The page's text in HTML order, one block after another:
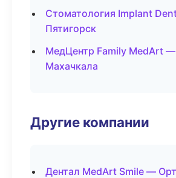
Стоматология Implant
Пятигорск
МедЦентр Family MedArt —
Махачкала
Другие компании
Дентал MedArt Smile —